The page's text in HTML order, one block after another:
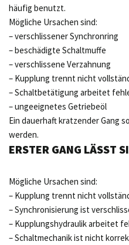
häufig benutzt.
Mögliche Ursachen sind:
– verschlissener Synchronring
– beschädigte Schaltmuffe
– verschlissene Verzahnung
– Kupplung trennt nicht
– Schaltbetätigung arbeitet
– ungeeignetes Getriebeöl
Ein dauerhaft kratzender Gang
werden.
ERSTER GANG LÄSST
Mögliche Ursachen sind:
– Kupplung trennt nicht
– Synchronisierung ist
– Kupplungshydraulik arbeitet
– Schaltmechanik ist nicht